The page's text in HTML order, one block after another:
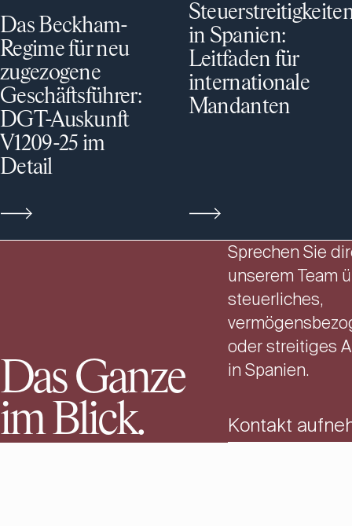
Das Beckham-
Regime für neu
zugezogene
Geschäftsführer:
DGT-Auskunft
V1209-25 im
Detail
in Spanien:
Leitfaden für
internationale
Mandanten
Das Ganze
im Blick.
Sprechen Sie
unserem Team
steuerliches,
oder streitiges
in Spanien.
Kontakt